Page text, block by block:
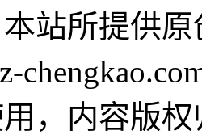
本站所提供
，内容版